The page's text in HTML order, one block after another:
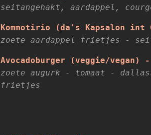
seitangehakt, aardappel,
Kommotirio (da's Kapsalon
zoete aardappel frietjes -
Avocadoburger (veggie/vegan)
zoete augurk - tomaat -
frietjes